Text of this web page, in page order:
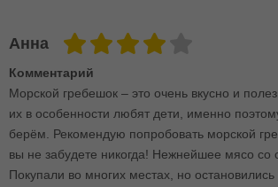
Анна
Комментарий
Морской гребешок – это очень вкусно и
их в особенности любят дети, именно
берём. Рекомендую попробовать морской
вы не забудете никогда! Нежнейшее мясо со
Покупали во многих местах, но